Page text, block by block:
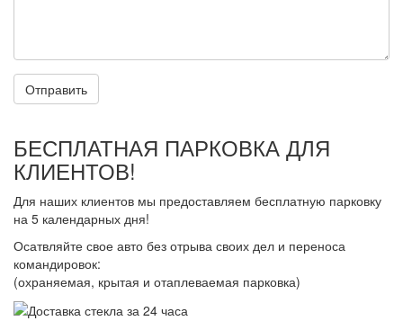
Отправить
БЕСПЛАТНАЯ ПАРКОВКА ДЛЯ
КЛИЕНТОВ!
Для наших клиентов мы предоставляем бесплатную парковку
на 5 календарных дня!
Осатвляйте свое авто без отрыва своих дел и переноса
командировок:
(охраняемая, крытая и отаплеваемая парковка)